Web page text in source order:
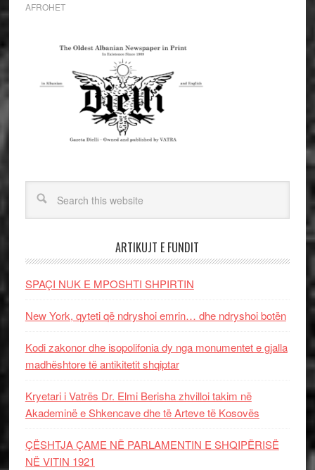
AFROHET
ARTIKUJT E FUNDIT
SPAÇI NUK E MPOSHTI SHPIRTIN
New York, qyteti që ndryshoi emrin… dhe ndryshoi botën
Kodi zakonor dhe isopolifonia dy nga monumentet e gjalla
madhështore të antikitetit shqiptar
Kryetari i Vatrës Dr. Elmi Berisha zhvilloi takim në
Akademinë e Shkencave dhe të Arteve të Kosovës
ÇËSHTJA ÇAME NË PARLAMENTIN E SHQIPËRISË
NË VITIN 1921